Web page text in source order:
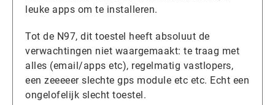
leuke apps om te installeren.
Tot de N97, dit toestel heeft absoluut de
verwachtingen niet waargemaakt: te traag met
alles (email/apps etc), regelmatig vastlopers,
een zeeeeer slechte gps module etc etc. Echt een
ongelofelijk slecht toestel.